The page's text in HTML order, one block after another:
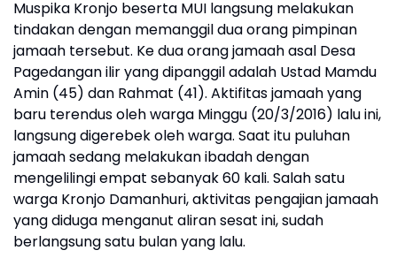
Muspika Kronjo beserta MUI langsung melakukan
tindakan dengan memanggil dua orang pimpinan
jamaah tersebut. Ke dua orang jamaah asal Desa
Pagedangan ilir yang dipanggil adalah Ustad Mamdu
Amin (45) dan Rahmat (41). Aktifitas jamaah yang
baru terendus oleh warga Minggu (20/3/2016) lalu ini,
langsung digerebek oleh warga. Saat itu puluhan
jamaah sedang melakukan ibadah dengan
mengelilingi empat sebanyak 60 kali. Salah satu
warga Kronjo Damanhuri, aktivitas pengajian jamaah
yang diduga menganut aliran sesat ini, sudah
berlangsung satu bulan yang lalu.